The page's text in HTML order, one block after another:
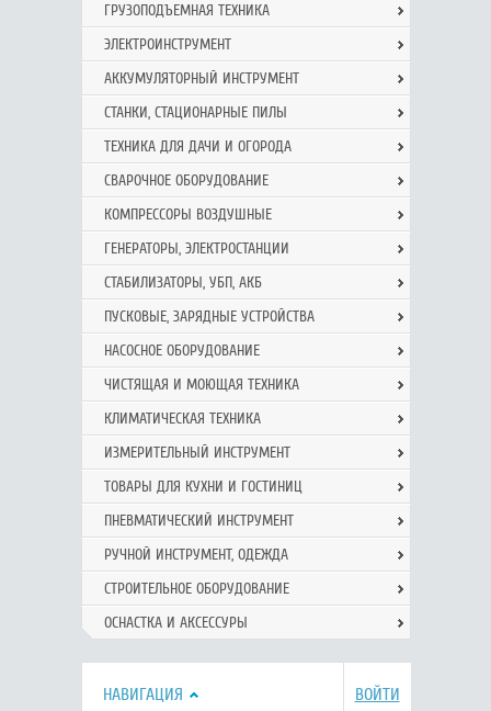
ГРУЗОПОДЪЕМНАЯ ТЕХНИКА
ЭЛЕКТРОИНСТРУМЕНТ
АККУМУЛЯТОРНЫЙ ИНСТРУМЕНТ
СТАНКИ, СТАЦИОНАРНЫЕ ПИЛЫ
ТЕХНИКА ДЛЯ ДАЧИ И ОГОРОДА
СВАРОЧНОЕ ОБОРУДОВАНИЕ
КОМПРЕССОРЫ ВОЗДУШНЫЕ
ГЕНЕРАТОРЫ, ЭЛЕКТРОСТАНЦИИ
СТАБИЛИЗАТОРЫ, УБП, АКБ
ПУСКОВЫЕ, ЗАРЯДНЫЕ УСТРОЙСТВА
НАСОСНОЕ ОБОРУДОВАНИЕ
ЧИСТЯЩАЯ И МОЮЩАЯ ТЕХНИКА
КЛИМАТИЧЕСКАЯ ТЕХНИКА
ИЗМЕРИТЕЛЬНЫЙ ИНСТРУМЕНТ
ТОВАРЫ ДЛЯ КУХНИ И ГОСТИНИЦ
ПНЕВМАТИЧЕСКИЙ ИНСТРУМЕНТ
РУЧНОЙ ИНCТРУМЕНТ, ОДЕЖДА
СТРОИТЕЛЬНОЕ ОБОРУДОВАНИЕ
ОСНАСТКА И АКСЕССУРЫ
НАВИГАЦИЯ ВОЙТИ